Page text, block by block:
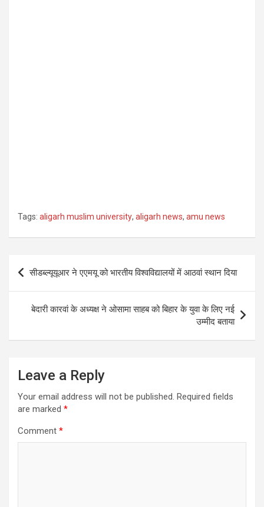
Tags: aligarh muslim university, aligarh news, amu news
Post
navigation
सीडब्ल्यूयूआर ने एएमयू को भारतीय विश्वविद्यालयों में आठवां स्थान दिया
बेदारी कारवां के अध्यक्ष ने ओसामा साहब को बिहार के युवा के लिए नई
उम्मीद बताया
Leave a Reply
Your email address will not be published. Required fields
are marked *
Comment *